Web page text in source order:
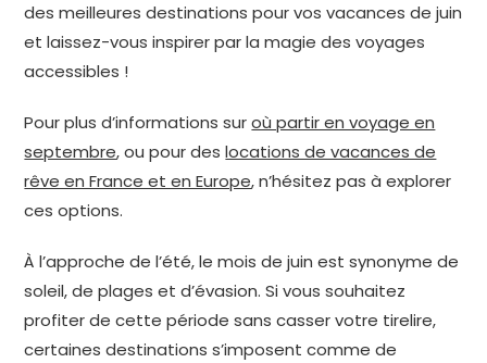
des meilleures destinations pour vos vacances de juin
et laissez-vous inspirer par la magie des voyages
accessibles !
Pour plus d’informations suroù partir en voyage en
septembre, ou pour deslocations de vacances de
rêve en France et en Europe, n’hésitez pas à explorer
ces options.
À l’approche de l’été, le mois de juin est synonyme de
soleil, de plages et d’évasion. Si vous souhaitez
profiter de cette période sans casser votre tirelire,
certaines destinations s’imposent comme de